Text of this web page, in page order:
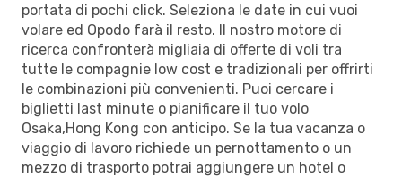
portata di pochi click. Seleziona le date in cui vuoi
volare ed Opodo farà il resto. Il nostro motore di
ricerca confronterà migliaia di offerte di voli tra
tutte le compagnie low cost e tradizionali per offrirti
le combinazioni più convenienti. Puoi cercare i
biglietti last minute o pianificare il tuo volo
Osaka,Hong Kong con anticipo. Se la tua vacanza o
viaggio di lavoro richiede un pernottamento o un
mezzo di trasporto potrai aggiungere un hotel o